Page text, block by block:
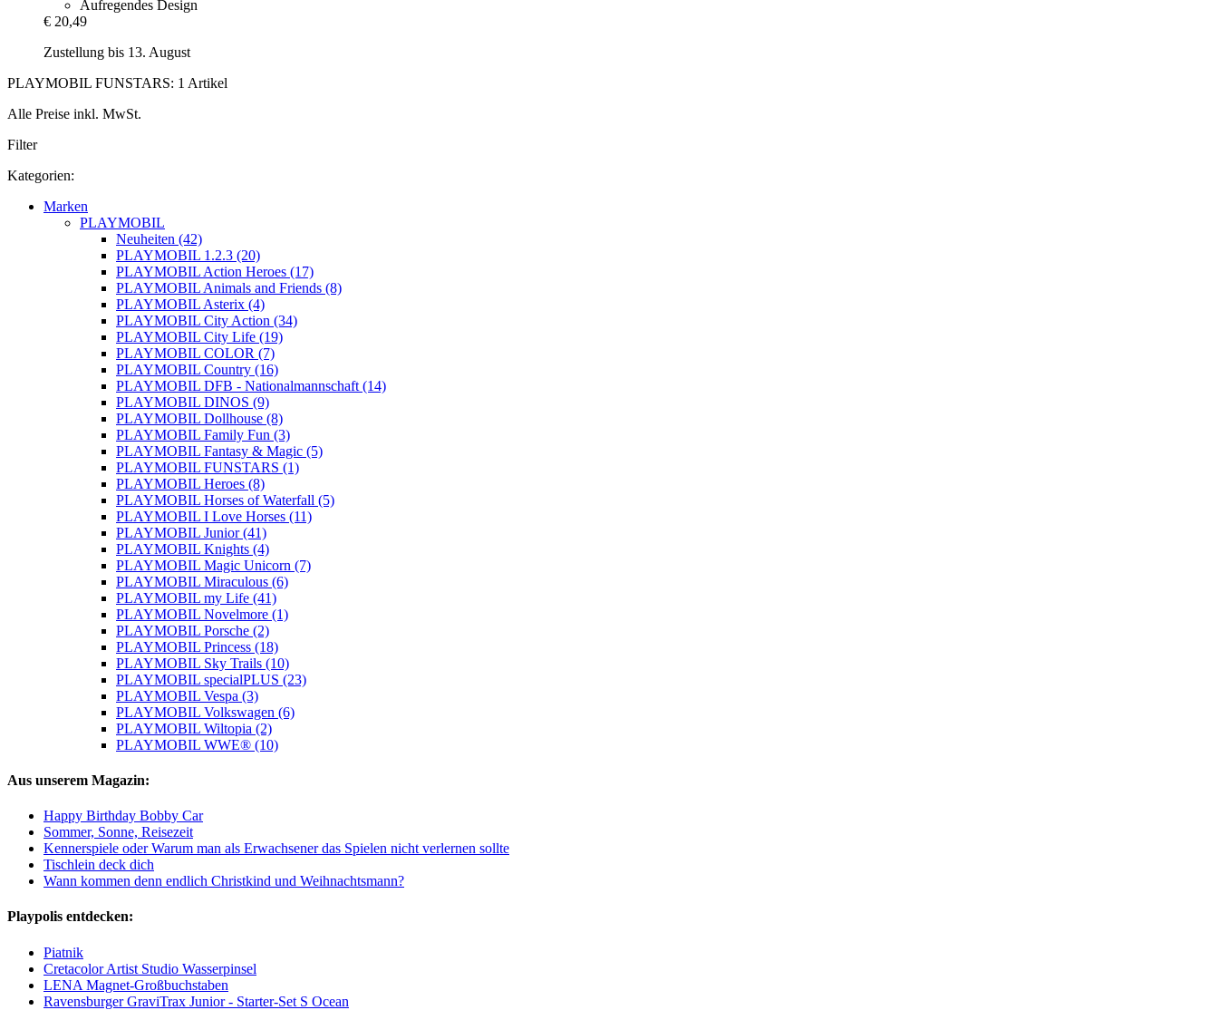
Aufregendes Design
€ 20,49
Zustellung bis 13. August
PLAYMOBIL FUNSTARS: 1 Artikel
Alle Preise inkl. MwSt.
Filter
Kategorien:
Marken
PLAYMOBIL
Neuheiten (42)
PLAYMOBIL 1.2.3 (20)
PLAYMOBIL Action Heroes (17)
PLAYMOBIL Animals and Friends (8)
PLAYMOBIL Asterix (4)
PLAYMOBIL City Action (34)
PLAYMOBIL City Life (19)
PLAYMOBIL COLOR (7)
PLAYMOBIL Country (16)
PLAYMOBIL DFB - Nationalmannschaft (14)
PLAYMOBIL DINOS (9)
PLAYMOBIL Dollhouse (8)
PLAYMOBIL Family Fun (3)
PLAYMOBIL Fantasy & Magic (5)
PLAYMOBIL FUNSTARS (1)
PLAYMOBIL Heroes (8)
PLAYMOBIL Horses of Waterfall (5)
PLAYMOBIL I Love Horses (11)
PLAYMOBIL Junior (41)
PLAYMOBIL Knights (4)
PLAYMOBIL Magic Unicorn (7)
PLAYMOBIL Miraculous (6)
PLAYMOBIL my Life (41)
PLAYMOBIL Novelmore (1)
PLAYMOBIL Porsche (2)
PLAYMOBIL Princess (18)
PLAYMOBIL Sky Trails (10)
PLAYMOBIL specialPLUS (23)
PLAYMOBIL Vespa (3)
PLAYMOBIL Volkswagen (6)
PLAYMOBIL Wiltopia (2)
PLAYMOBIL WWE® (10)
Aus unserem Magazin:
Happy Birthday Bobby Car
Sommer, Sonne, Reisezeit
Kennerspiele oder Warum man als Erwachsener das Spielen nicht verlernen sollte
Tischlein deck dich
Wann kommen denn endlich Christkind und Weihnachtsmann?
Playpolis entdecken:
Piatnik
Cretacolor Artist Studio Wasserpinsel
LENA Magnet-Großbuchstaben
Ravensburger GraviTrax Junior - Starter-Set S Ocean